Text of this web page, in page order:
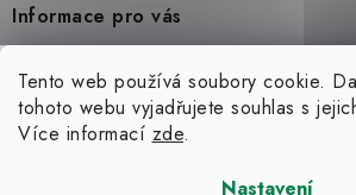
Tento web používá soubory cookie.
tohoto webu vyjadřujete souhlas s
Více informací zde.
Nastavení
p
a
Informace pro vás
O nás
Možná hledáte
Zvedáky
Blog
Jak vybrat čtyřsloupový zvedák: Kompletní